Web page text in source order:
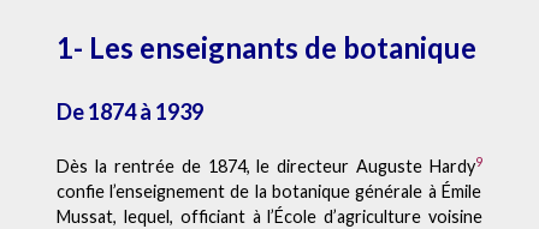
1- Les enseignants de botanique
De 1874 à 1939
Dès la rentrée de 1874, le directeur Auguste Hardy9
confie l’enseignement de la botanique générale à Émile
Mussat, lequel, officiant à l’École d’agriculture voisine